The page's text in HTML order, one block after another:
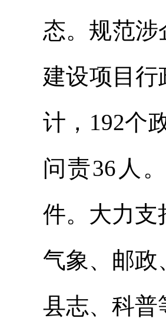
态。规范涉
建设项目行
计，192个
问责36人
件。大力支
气象、邮政
县志、科普